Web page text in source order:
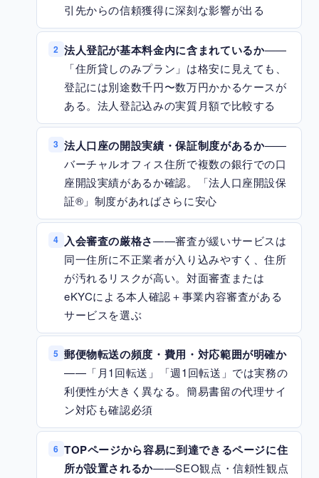
引先からの信頼獲得に深刻な影響が出る
2 法人登記が基本料金内に含まれているか——
「住所貸しのみプラン」は格安に見えても、
登記には別途数千円〜数万円かかるケースが
ある。法人登記込みの実質月額で比較する
3 法人口座の開設実績・保証制度があるか——
バーチャルオフィス住所で複数の銀行での口
座開設実績があるか確認。「法人口座開設保
証®」制度があればさらに安心
4 入会審査の厳格さ——審査が緩いサービスは
同一住所に不正業者が入り込みやすく、住所
が汚れるリスクが高い。対面審査または
eKYCによる本人確認＋事業内容審査がある
サービスを選ぶ
5 郵便物転送の頻度・費用・対応範囲が明確か
——「月1回転送」「週1回転送」では実務の
利便性が大きく異なる。簡易書留の代理サイ
ン対応も確認必須
6 TOPページから容易に到達できるページに住
所が設置されるか——SEO観点・信頼性観点